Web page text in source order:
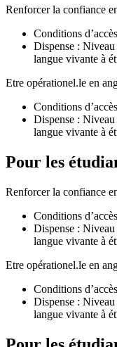
Renforcer la confiance
Conditions
Dispense :
langue vivante à
Etre opérationel.le en
Conditions
Dispense :
langue vivante à
Pour les
Renforcer la confiance
Conditions
Dispense :
langue vivante à
Etre opérationel.le en
Conditions
Dispense :
langue vivante à